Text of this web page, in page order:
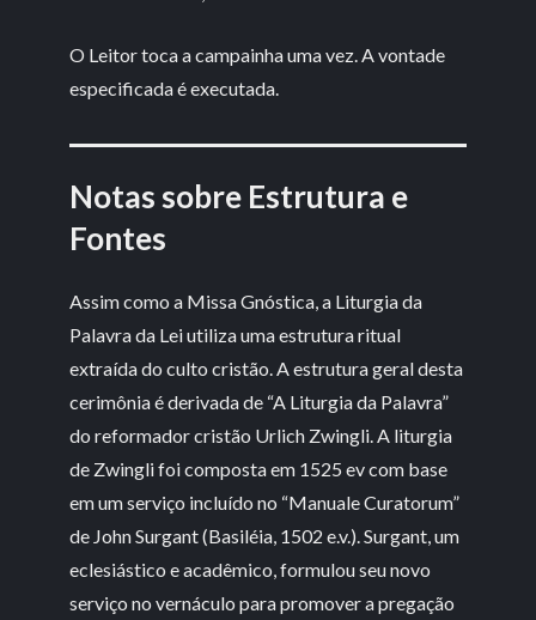
O Leitor toca a campainha uma vez. A vontade
especificada é executada.
Notas sobre Estrutura e
Fontes
Assim como a Missa Gnóstica, a Liturgia da
Palavra da Lei utiliza uma estrutura ritual
extraída do culto cristão. A estrutura geral desta
cerimônia é derivada de “A Liturgia da Palavra”
do reformador cristão Urlich Zwingli. A liturgia
de Zwingli foi composta em 1525 ev com base
em um serviço incluído no “Manuale Curatorum”
de John Surgant (Basiléia, 1502 e.v.). Surgant, um
eclesiástico e acadêmico, formulou seu novo
serviço no vernáculo para promover a pregação